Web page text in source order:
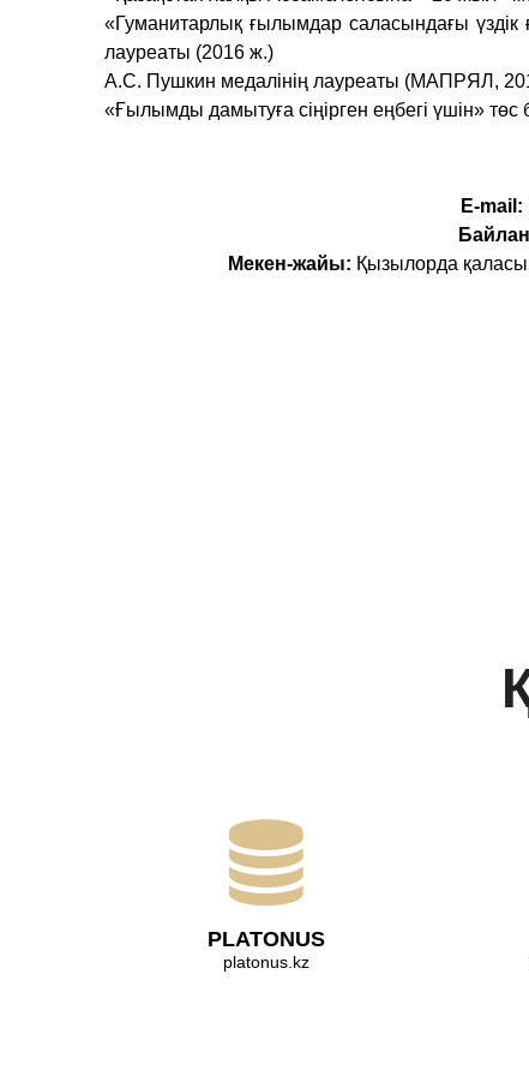
«Гуманитарлық ғылымдар саласындағы
лауреаты (2016 ж.)
А.С. Пушкин медалінің лауреаты (МАПРЯЛ,
«Ғылымды дамытуға сіңірген еңбегі үшін» төс
E-mail:
Мекен-жайы: Қызылорда
PLATONUS
platonus.kz